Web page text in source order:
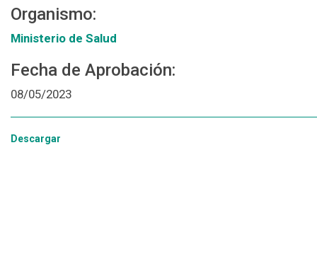
Organismo:
Ministerio de Salud
Fecha de Aprobación:
08/05/2023
Descargar